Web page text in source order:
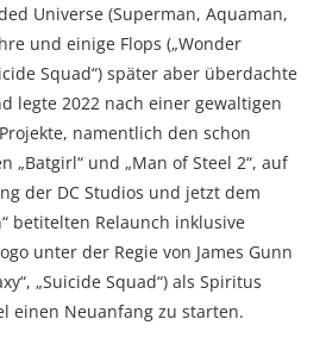
Universe (Superman, Aquaman,
und einige Flops („Wonder
Squad“) später aber überdachte
legte 2022 nach einer gewaltigen
namentlich den schon
„Batgirl“ und „Man of Steel 2“, auf
der DC Studios und jetzt dem
betitelten Relaunch inklusive
unter der Regie von James Gunn
„Suicide Squad“) als Spiritus
einen Neuanfang zu starten.